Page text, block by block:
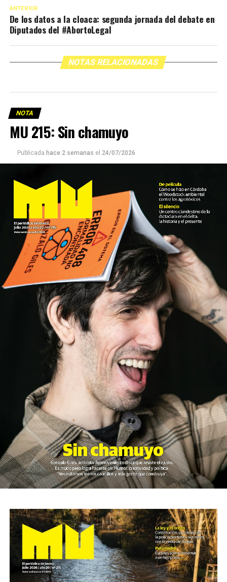
ANTERIOR
De los datos a la cloaca: segunda jornada del debate en
Diputados del #AbortoLegal
NOTAS RELACIONADAS
NOTA
MU 215: Sin chamuyo
Publicada hace 2 semanas el 24/07/2026